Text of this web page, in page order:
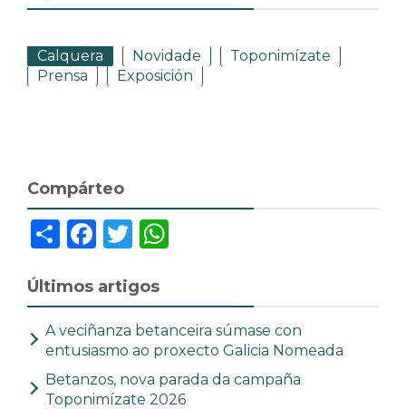
Calquera Novidade
Toponimízate
Prensa
Exposición
Compárteo
Últimos artigos
A veciñanza betanceira súmase con
entusiasmo ao proxecto Galicia Nomeada
Betanzos, nova parada da campaña
Toponimízate 2026